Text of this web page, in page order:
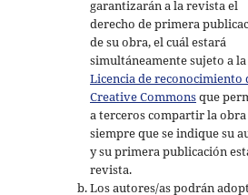
garantizarán a la revista el
derecho de primera
de su obra, el cuál estará
simultáneamente sujeto a la
Licencia de reconocimiento
Creative Commonsque
a terceros compartir la obra
siempre que se indique su
y su primera publicación
revista.
Los autores/as podrán